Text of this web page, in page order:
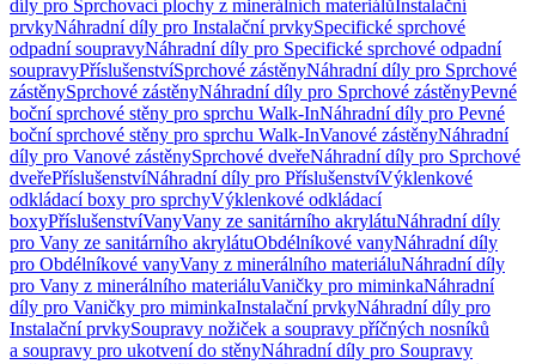
díly pro Sprchovací plochy z minerálních materiálůInstalační
prvkyNáhradní díly pro Instalační prvkySpecifické sprchové
odpadní soupravyNáhradní díly pro Specifické sprchové odpadní
soupravyPříslušenstvíSprchové zástěnyNáhradní díly pro Sprchové
zástěnySprchové zástěnyNáhradní díly pro Sprchové zástěnyPevné
boční sprchové stěny pro sprchu Walk-InNáhradní díly pro Pevné
boční sprchové stěny pro sprchu Walk-InVanové zástěnyNáhradní
díly pro Vanové zástěnySprchové dveřeNáhradní díly pro Sprchové
dveřePříslušenstvíNáhradní díly pro PříslušenstvíVýklenkové
odkládací boxy pro sprchyVýklenkové odkládací
boxyPříslušenstvíVanyVany ze sanitárního akrylátuNáhradní díly
pro Vany ze sanitárního akrylátuObdélníkové vanyNáhradní díly
pro Obdélníkové vanyVany z minerálního materiáluNáhradní díly
pro Vany z minerálního materiáluVaničky pro miminkaNáhradní
díly pro Vaničky pro miminkaInstalační prvkyNáhradní díly pro
Instalační prvkySoupravy nožiček a soupravy příčných nosníků
a soupravy pro ukotvení do stěnyNáhradní díly pro Soupravy